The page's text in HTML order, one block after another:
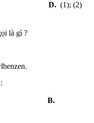
(4). D. (1); (2)
là gì ?
B.